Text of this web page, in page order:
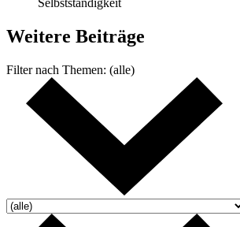
Selbstständigkeit
Weitere Beiträge
Filter nach Themen: (alle)